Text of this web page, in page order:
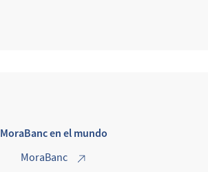
MoraBanc en el mundo
MoraBanc